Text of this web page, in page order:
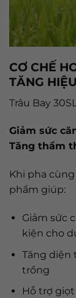
CƠ CHẾ
TĂNG
Trâu Bay
Giảm sức
Tăng thẩm
Khi pha
phẩm giúp:
Giảm sức
kiện cho
Tăng diện
trồng
Hỗ trợ